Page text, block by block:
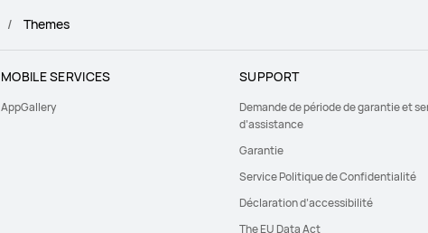
Themes
MOBILE SERVICES
AppGallery
SUPPORT
Demande de période de garantie et
d’assistance
Garantie
Service Politique de Confidentialité
Déclaration d’accessibilité
The EU Data Act